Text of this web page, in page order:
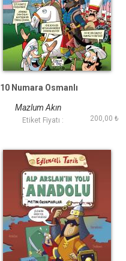
10 Numara Osmanlı
Mazlum Akın
Etiket Fiyatı : 200,00 ₺